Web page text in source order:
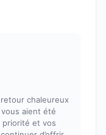
chaleureux
aient été
et vos